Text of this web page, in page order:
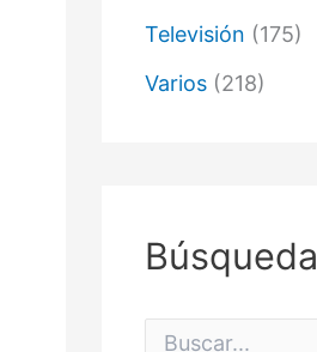
Televisión (175)
Varios (218)
Búsqueda